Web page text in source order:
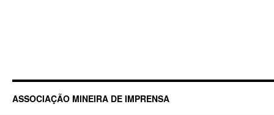
ASSOCIAÇÃO MINEIRA DE IMPRENSA